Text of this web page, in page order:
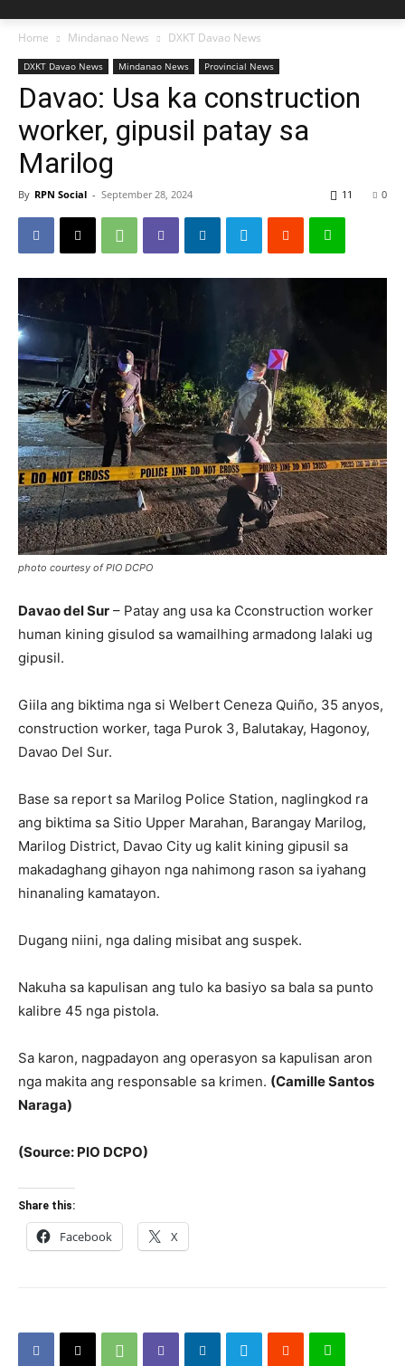
Home Mindanao News DXKT Davao News
DXKT Davao News Mindanao News Provincial News
Davao: Usa ka construction
worker, gipusil patay sa
Marilog
By RPN Social - September 28, 2024 0
11
photo courtesy of PIO DCPO
Davao del Sur – Patay ang usa ka Cconstruction worker
human kining gisulod sa wamailhing armadong lalaki ug
gipusil.
Giila ang biktima nga si Welbert Ceneza Quiño, 35 anyos,
construction worker, taga Purok 3, Balutakay, Hagonoy,
Davao Del Sur.
Base sa report sa Marilog Police Station, naglingkod ra
ang biktima sa Sitio Upper Marahan, Barangay Marilog,
Marilog District, Davao City ug kalit kining gipusil sa
makadaghang gihayon nga nahimong rason sa iyahang
hinanaling kamatayon.
Dugang niini, nga daling misibat ang suspek.
Nakuha sa kapulisan ang tulo ka basiyo sa bala sa punto
kalibre 45 nga pistola.
Sa karon, nagpadayon ang operasyon sa kapulisan aron
nga makita ang responsable sa krimen. (Camille Santos
Naraga)
(Source: PIO DCPO)
Share this:
Facebook X